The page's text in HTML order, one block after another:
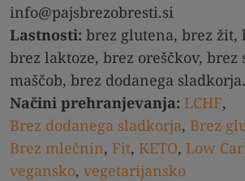
info@pajsbrezobresti.si
Lastnosti: brez glutena, brez žit,
brez laktoze, brez oreščkov, brez
maščob, brez dodanega sladkorja.
Načini prehranjevanja: LCHF,
Brez dodanega sladkorja, Brez
Brez mlečnin, Fit, KETO, Low
vegansko, vegetarijansko